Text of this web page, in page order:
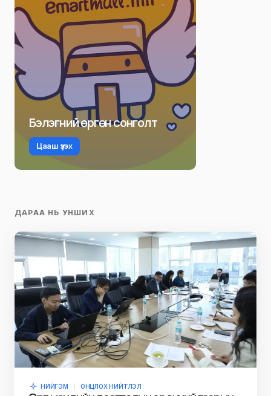
Бэлэгний өргөн сонголт
Цааш үзэх
ДАРАА НЬ УНШИХ
НИЙГЭМ ОНЦЛОХ НИЙТЛЭЛ